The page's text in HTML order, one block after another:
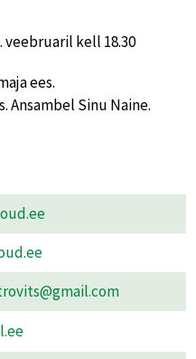
kell 18.30
ees.
Ansambel Sinu Naine.